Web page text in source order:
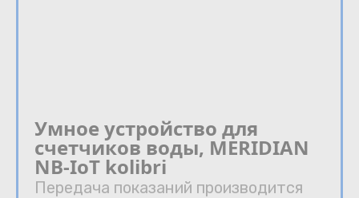
Умное устройство для
счетчиков воды, MERIDIAN
NB-IoT kolibri
Передача показаний производится